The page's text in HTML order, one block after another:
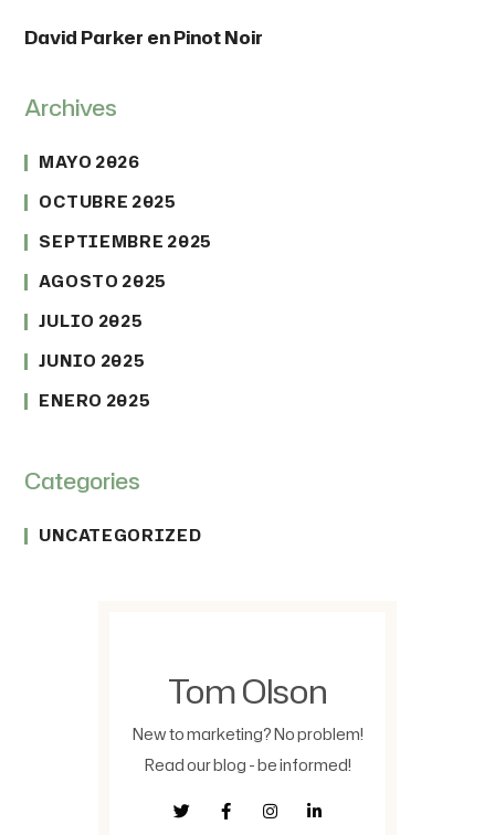
David Parker enPinot Noir
Archives
MAYO 2026
OCTUBRE 2025
SEPTIEMBRE 2025
AGOSTO 2025
JULIO 2025
JUNIO 2025
ENERO 2025
Categories
UNCATEGORIZED
Tom Olson
New to marketing? No problem!
Read our blog - be informed!